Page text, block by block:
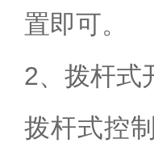
置即可。
2、拨杆式
拨杆式控